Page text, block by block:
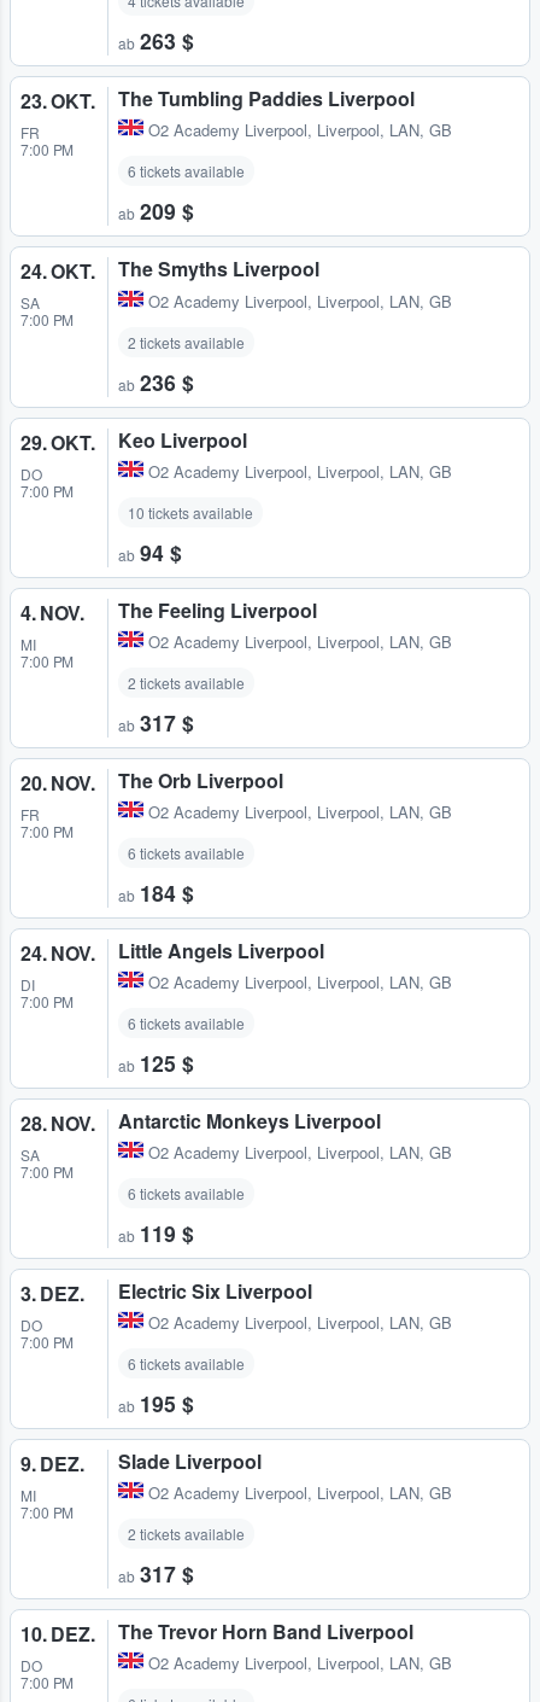
ab 263 $
23. OKT.
FR
7:00 PM
The Tumbling Paddies Liverpool
O2 Academy Liverpool, Liverpool, LAN, GB
6 tickets available
ab 209 $
24. OKT.
SA
7:00 PM
The Smyths Liverpool
O2 Academy Liverpool, Liverpool, LAN, GB
2 tickets available
ab 236 $
29. OKT.
DO
7:00 PM
Keo Liverpool
O2 Academy Liverpool, Liverpool, LAN, GB
10 tickets available
ab 94 $
4. NOV.
MI
7:00 PM
The Feeling Liverpool
O2 Academy Liverpool, Liverpool, LAN, GB
2 tickets available
ab 317 $
20. NOV.
FR
7:00 PM
The Orb Liverpool
O2 Academy Liverpool, Liverpool, LAN, GB
6 tickets available
ab 184 $
24. NOV.
DI
7:00 PM
Little Angels Liverpool
O2 Academy Liverpool, Liverpool, LAN, GB
6 tickets available
ab 125 $
28. NOV.
SA
7:00 PM
Antarctic Monkeys Liverpool
O2 Academy Liverpool, Liverpool, LAN, GB
6 tickets available
ab 119 $
3. DEZ.
DO
7:00 PM
Electric Six Liverpool
O2 Academy Liverpool, Liverpool, LAN, GB
6 tickets available
ab 195 $
9. DEZ.
MI
7:00 PM
Slade Liverpool
O2 Academy Liverpool, Liverpool, LAN, GB
2 tickets available
ab 317 $
10. DEZ.
DO
7:00 PM
The Trevor Horn Band Liverpool
O2 Academy Liverpool, Liverpool, LAN, GB